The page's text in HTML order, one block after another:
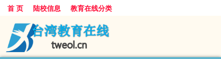
首 页 陆校信息 教育在线分类